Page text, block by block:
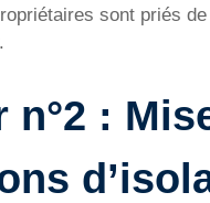
sont priés
n°2 :